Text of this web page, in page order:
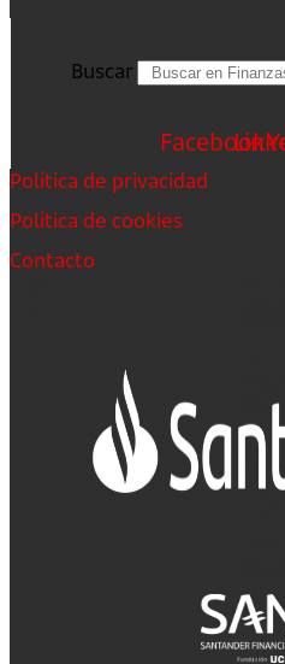
Buscar
Facebook
Política de privacidad
Política de cookies
Contacto